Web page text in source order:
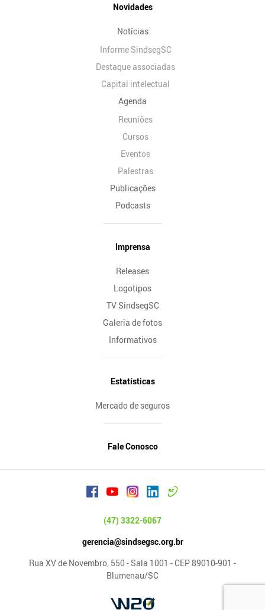
Novidades
Notícias
Informe SindsegSC
Destaque associadas
Capital intelectual
Agenda
Reuniões
Cursos
Eventos
Palestras
Publicações
Podcasts
Imprensa
Releases
Logotipos
TV SindsegSC
Galeria de fotos
Informativos
Estatísticas
Mercado de seguros
Fale Conosco
(47) 3322-6067
gerencia@sindsegsc.org.br
Rua XV de Novembro, 550 - Sala 1001 - CEP 89010-901 -
Blumenau/SC